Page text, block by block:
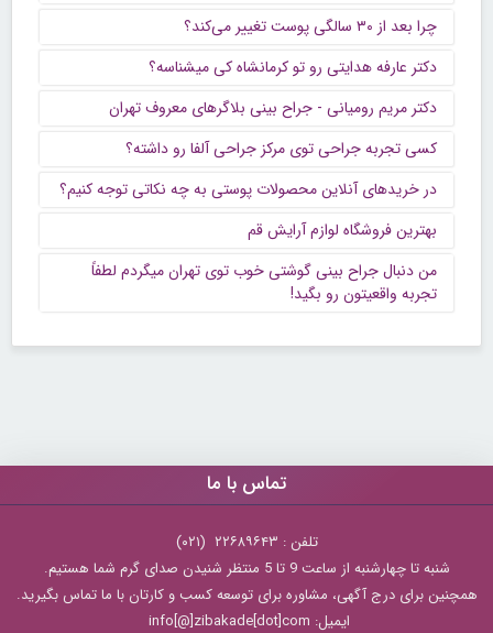
چرا بعد از ۳۰ سالگی پوست تغییر می‌کند؟
دکتر عارفه هدایتی رو تو کرمانشاه کی میشناسه؟
دکتر مریم رومیانی - جراح بینی بلاگرهای معروف تهران
کسی تجربه جراحی توی مرکز جراحی آلفا رو داشته؟
در خریدهای آنلاین محصولات پوستی به چه نکاتی توجه کنیم؟
بهترین فروشگاه لوازم آرایش قم
من دنبال جراح بینی گوشتی خوب توی تهران میگردم لطفاً
تجربه واقعیتون رو بگید!
تماس با ما
تلفن : ۲۲۶۸۹۶۴۳ (۰۲۱)
شنبه تا چهارشنبه از ساعت 9 تا 5 منتظر شنیدن صدای گرم شما هستیم.
همچنین برای درج آگهی، مشاوره برای توسعه کسب و کارتان با ما تماس بگیرید.
ایمیل: info[@]zibakade[dot]com